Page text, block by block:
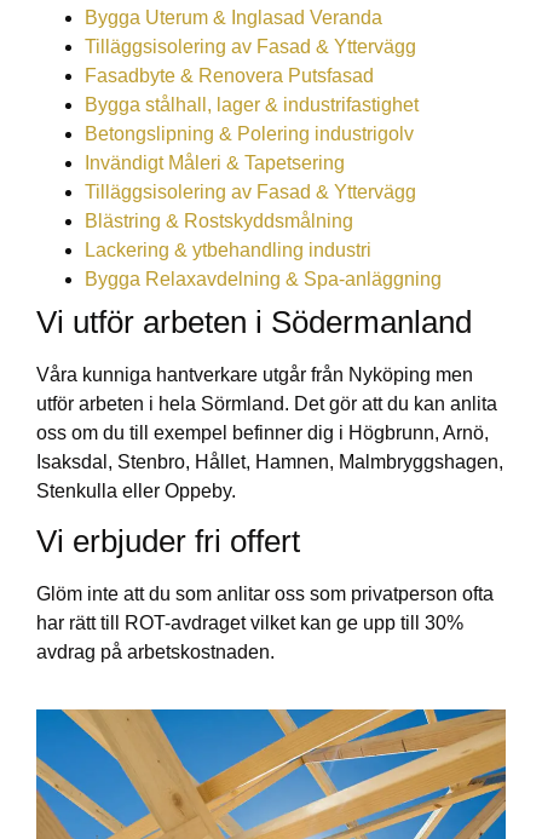
Bygga Uterum & Inglasad Veranda
Tilläggsisolering av Fasad & Yttervägg
Fasadbyte & Renovera Putsfasad
Bygga stålhall, lager & industrifastighet
Betongslipning & Polering industrigolv
Invändigt Måleri & Tapetsering
Tilläggsisolering av Fasad & Yttervägg
Blästring & Rostskyddsmålning
Lackering & ytbehandling industri
Bygga Relaxavdelning & Spa-anläggning
Vi utför arbeten i Södermanland
Våra kunniga hantverkare utgår från Nyköping men
utför arbeten i hela Sörmland. Det gör att du kan anlita
oss om du till exempel befinner dig i Högbrunn, Arnö,
Isaksdal, Stenbro, Hållet, Hamnen, Malmbryggshagen,
Stenkulla eller Oppeby.
Vi erbjuder fri offert
Glöm inte att du som anlitar oss som privatperson ofta
har rätt till ROT-avdraget vilket kan ge upp till 30%
avdrag på arbetskostnaden.